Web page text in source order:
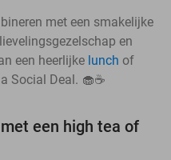
met een smakelijke
en
een heerlijke lunch of
Social Deal. 🧁☕
een high tea of